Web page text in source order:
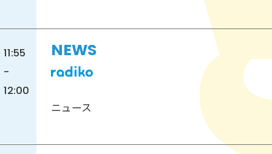
11:55
-
12:00
NEWS
ニュース